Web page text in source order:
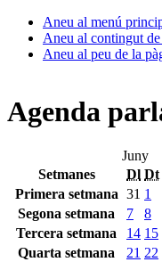
Aneu al menú
Aneu al contingut
Aneu al peu de la
Agenda
Juny
Setmanes
Dl Dt
Primera setmana 31 1
Segona setmana
7 8
Tercera setmana
14 15
Quarta setmana
21 22